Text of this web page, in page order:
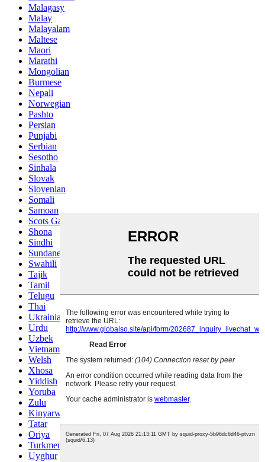
Malagasy
Malay
Malayalam
Maltese
Maori
Marathi
Mongolian
Burmese
Nepali
Norwegian
Pashto
Persian
Punjabi
Serbian
Sesotho
Sinhala
Slovak
Slovenian
Somali
Samoan
Scots Gaelic
Shona
Sindhi
Sundanese
Swahili
Tajik
Tamil
Telugu
Thai
Ukrainian
Urdu
Uzbek
Vietnamese
Welsh
Xhosa
Yiddish
Yoruba
Zulu
Kinyarwanda
Tatar
Oriya
Turkmen
Uyghur